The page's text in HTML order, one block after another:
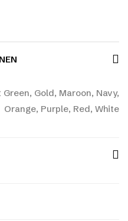
Gold, Maroon, Navy,
Orange, Purple, Red, White